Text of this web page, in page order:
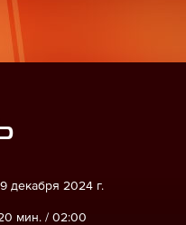
декабря 2024 г.
мин. / 02:00